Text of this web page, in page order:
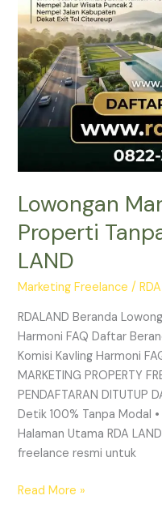
Lowongan
Properti
LAND
Marketing Freelance /
RDALAND Beranda
Harmoni FAQ Daftar
Komisi Kavling Harmoni
MARKETING PROPERTY
PENDAFTARAN
Detik 100% Tanpa Modal
Halaman Utama RDA
freelance resmi untuk
LAND
Read More »